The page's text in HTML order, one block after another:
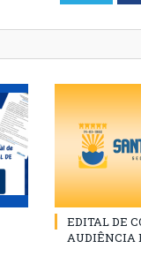
EDITAL DE
AUDIÊNCIA